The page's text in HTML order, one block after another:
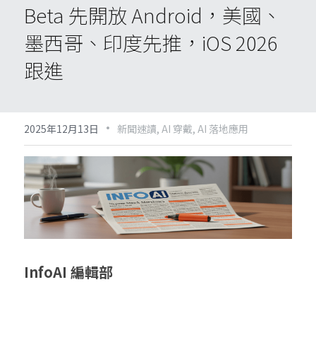
email聯絡
Beta 先開放 Android，美國、
墨西哥、印度先推，iOS 2026
跟進
2025年12月13日 · 新聞速讀, AI 穿戴, AI 落地應用
InfoAI 編輯部